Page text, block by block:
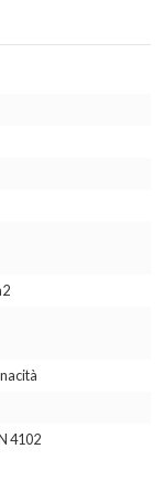
4102